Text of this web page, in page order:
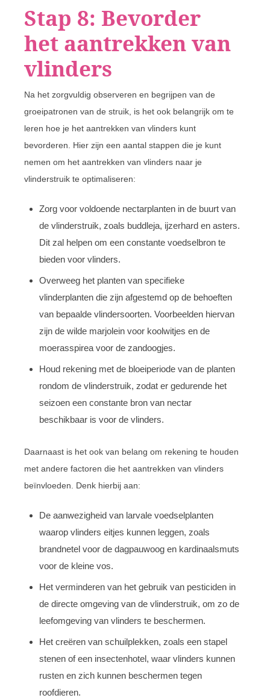
Stap 8: Bevorder
het aantrekken van
vlinders
Na het zorgvuldig observeren en begrijpen van de
groeipatronen van de struik, is het ook belangrijk om te
leren hoe je het aantrekken van vlinders kunt
bevorderen. Hier zijn een aantal stappen die je kunt
nemen om het aantrekken van vlinders naar je
vlinderstruik te optimaliseren:
Zorg voor voldoende nectarplanten in de buurt van
de vlinderstruik, zoals buddleja, ijzerhard en asters.
Dit zal helpen om een constante voedselbron te
bieden voor vlinders.
Overweeg het planten van specifieke
vlinderplanten die zijn afgestemd op de behoeften
van bepaalde vlindersoorten. Voorbeelden hiervan
zijn de wilde marjolein voor koolwitjes en de
moerasspirea voor de zandoogjes.
Houd rekening met de bloeiperiode van de planten
rondom de vlinderstruik, zodat er gedurende het
seizoen een constante bron van nectar
beschikbaar is voor de vlinders.
Daarnaast is het ook van belang om rekening te houden
met andere factoren die het aantrekken van vlinders
beïnvloeden. Denk hierbij aan:
De aanwezigheid van larvale voedselplanten
waarop vlinders eitjes kunnen leggen, zoals
brandnetel voor de dagpauwoog en kardinaalsmuts
voor de kleine vos.
Het verminderen van het gebruik van pesticiden in
de directe omgeving van de vlinderstruik, om zo de
leefomgeving van vlinders te beschermen.
Het creëren van schuilplekken, zoals een stapel
stenen of een insectenhotel, waar vlinders kunnen
rusten en zich kunnen beschermen tegen
roofdieren.